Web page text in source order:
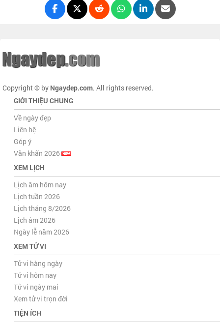
Copyright © by Ngaydep.com. All rights reserved.
GIỚI THIỆU CHUNG
Về ngày đẹp
Liên hệ
Góp ý
Văn khấn 2026
XEM LỊCH
Lịch âm hôm nay
Lịch tuần 2026
Lịch tháng 8/2026
Lịch âm 2026
Ngày lễ năm 2026
XEM TỬ VI
Tử vi hàng ngày
Tử vi hôm nay
Tử vi ngày mai
Xem tử vi trọn đời
TIỆN ÍCH